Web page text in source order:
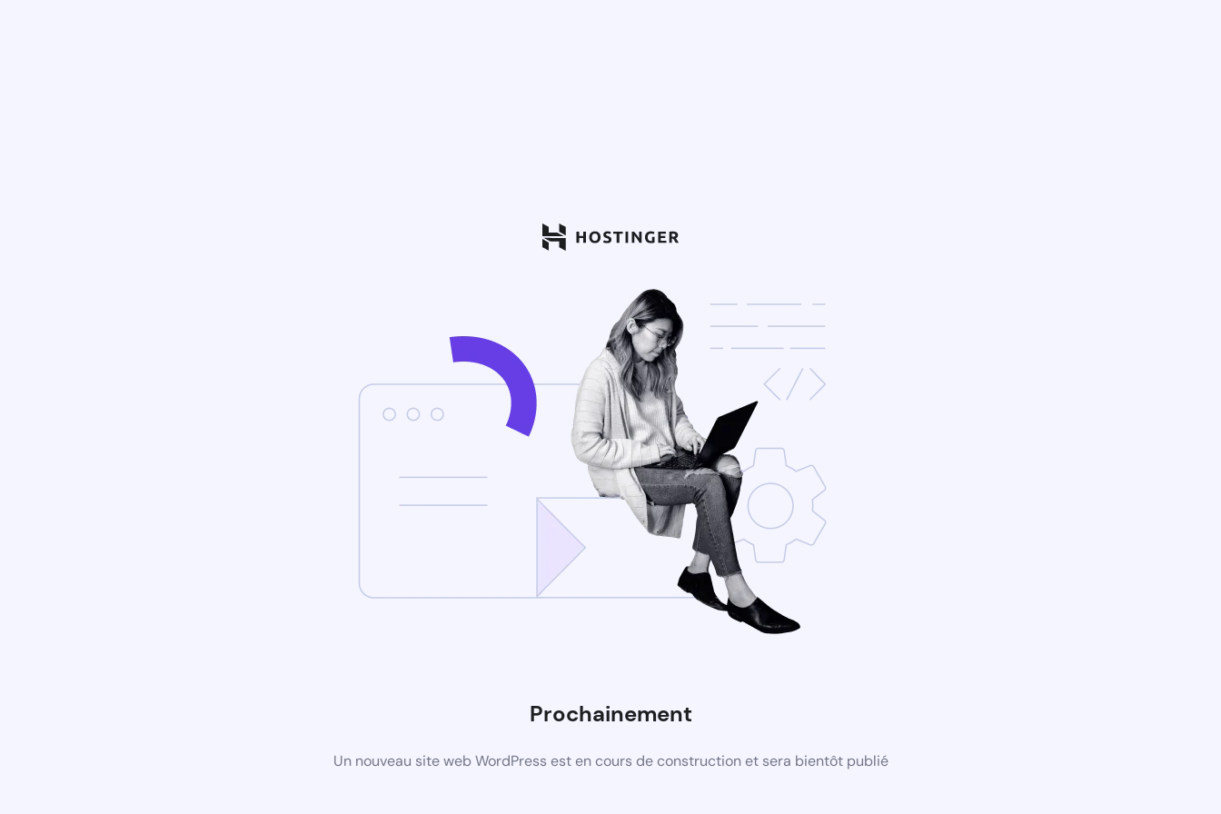
Prochainement
Un nouveau site web WordPress est en cours de construction et sera bientôt publié